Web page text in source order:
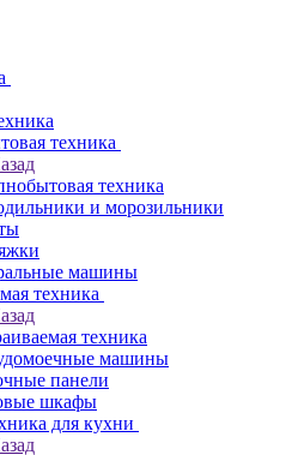
техника
техника
и морозильники
машины
техника
техника
машины
панели
шкафы
для кухни